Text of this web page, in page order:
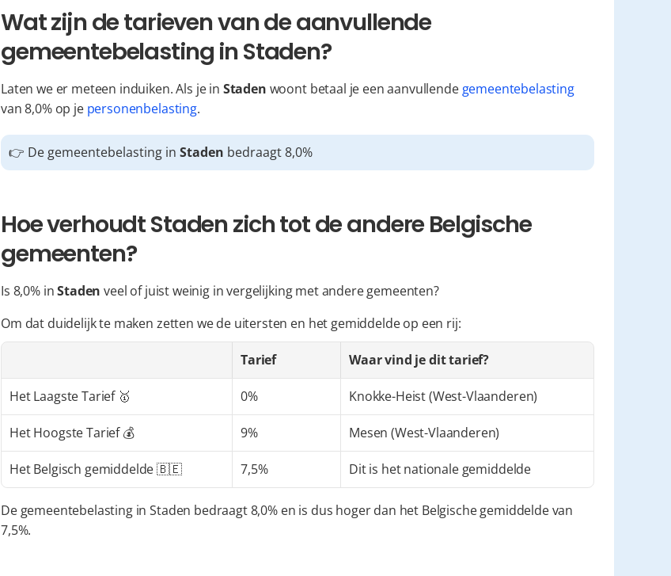
Wat zijn de tarieven van de aanvullende
gemeentebelasting in Staden?
Laten we er meteen induiken. Als je in Staden woont betaal je een aanvullende gemeentebelasting
van 8,0% op je personenbelasting.
👉 De gemeentebelasting in Staden bedraagt 8,0%
Hoe verhoudt Staden zich tot de andere Belgische
gemeenten?
Is 8,0% in Staden veel of juist weinig in vergelijking met andere gemeenten?
Om dat duidelijk te maken zetten we de uitersten en het gemiddelde op een rij:
Tarief Waar vind je dit tarief?
Het Laagste Tarief 🥇 0% Knokke-Heist (West-Vlaanderen)
Het Hoogste Tarief 💰 9% Mesen (West-Vlaanderen)
Het Belgisch gemiddelde 🇧🇪 7,5% Dit is het nationale gemiddelde
De gemeentebelasting in Staden bedraagt 8,0% en is dus hoger dan het Belgische gemiddelde van
7,5%.